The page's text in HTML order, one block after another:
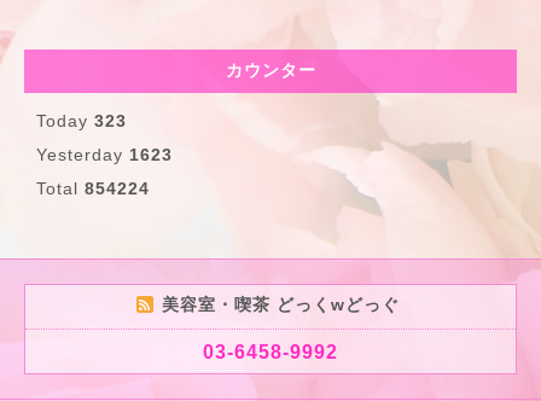
カウンター
Today 323
Yesterday 1623
Total 854224
美容室・喫茶 どっくwどっぐ
03-6458-9992